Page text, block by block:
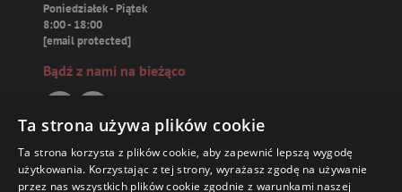
Poniedziałek - Piątek
8:00 - 18:00
[email protected]
Bądź z nami na bieżąco
Paskarz.pl
Ta strona używa plików cookie
Ta strona korzysta z plików cookie, aby zapewnić lepszą wygodę
użytkowania. Korzystając z tej strony, wyrażasz zgodę na używanie
przez nas wszystkich plików cookie zgodnie z warunkami naszej